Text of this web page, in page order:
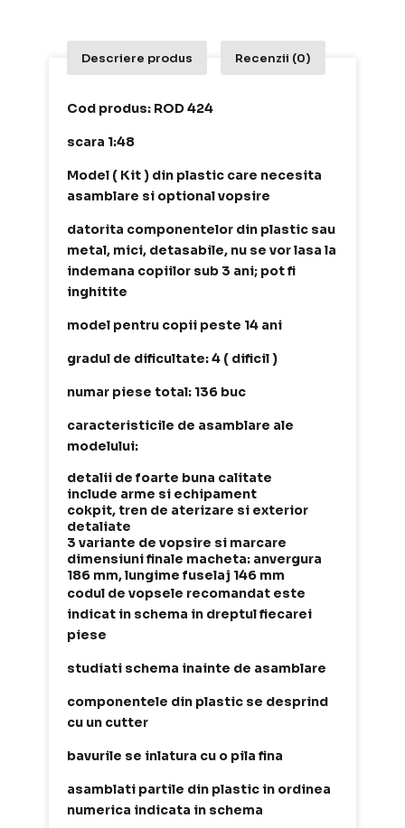
Descriere produs Recenzii (0)
Cod produs: ROD 424
scara 1:48
Model ( Kit ) din plastic care necesita
asamblare si optional vopsire
datorita componentelor din plastic sau
metal, mici, detasabile, nu se vor lasa la
indemana copiilor sub 3 ani; pot fi
inghitite
model pentru copii peste 14 ani
gradul de dificultate: 4 ( dificil )
numar piese total: 136 buc
caracteristicile de asamblare ale
modelului:
detalii de foarte buna calitate
include arme si echipament
cokpit, tren de aterizare si exterior
detaliate
3 variante de vopsire si marcare
dimensiuni finale macheta: anvergura
186 mm, lungime fuselaj 146 mm
codul de vopsele recomandat este
indicat in schema in dreptul fiecarei
piese
studiati schema inainte de asamblare
componentele din plastic se desprind
cu un cutter
bavurile se inlatura cu o pila fina
asamblati partile din plastic in ordinea
numerica indicata in schema